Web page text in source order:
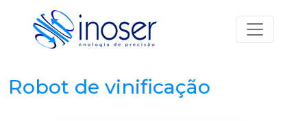
Saltar para o conteúdo
Navegação principal
Robot de vinificação